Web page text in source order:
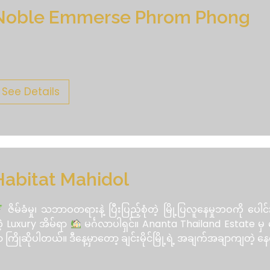
Emmerse Phrom Phong
See Details
Mahidol
ဇိမ်ခံမှု၊ သဘာဝတရားနဲ့ ပြီးပြည့်စုံတဲ့ မြို့ပြလူနေမှုဘဝကို ပေါင်
အိမ်ရာ
မင်္ဂလာပါရှင်။ Ananta Thailand Estate မှ
ကြိုဆိုပါတယ်။ ဒီနေ့မှာတော့ ချင်းမိုင်မြို့ရဲ့ အချက်အချာကျတဲ့ နေ